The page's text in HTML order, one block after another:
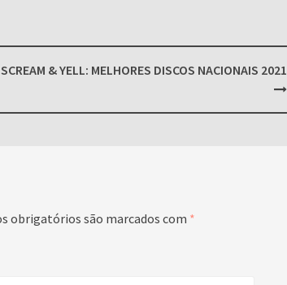
SCREAM & YELL: MELHORES DISCOS NACIONAIS 2021
obrigatórios são marcados com *